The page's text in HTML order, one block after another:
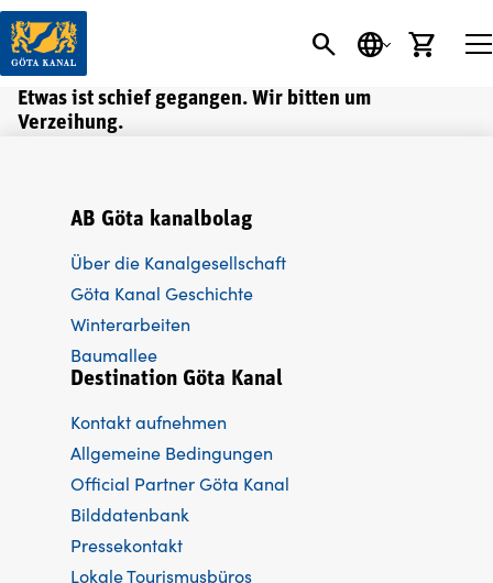
SEARCH
SPRACHE
Etwas ist schief gegangen. Wir bitten um
Verzeihung.
AB Göta kanalbolag
Über die Kanalgesellschaft
Göta Kanal Geschichte
Winterarbeiten
Baumallee
Destination Göta Kanal
Kontakt aufnehmen
Allgemeine Bedingungen
Official Partner Göta Kanal
Bilddatenbank
Pressekontakt
Lokale Tourismusbüros